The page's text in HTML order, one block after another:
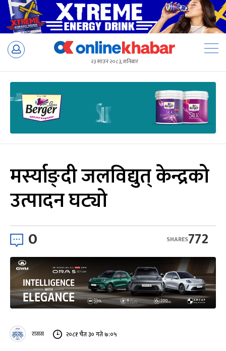
Skip
२३ साउन २०८३, शनिबार
मर्स्याङ्दी जलविद्युत् केन्द्रको
उत्पादन घट्यो
0 772
SHARES
रासस २०८१ चैत ३० गते ७:०५